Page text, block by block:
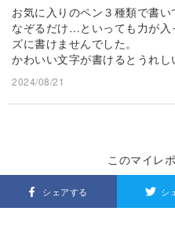
お気に入りのペン３種類で書い
なぞるだけ…といっても力が入
ズに書けませんでした。
かわいい文字が書けるとうれし
2024/08/21
このマイレ
シェアする シ